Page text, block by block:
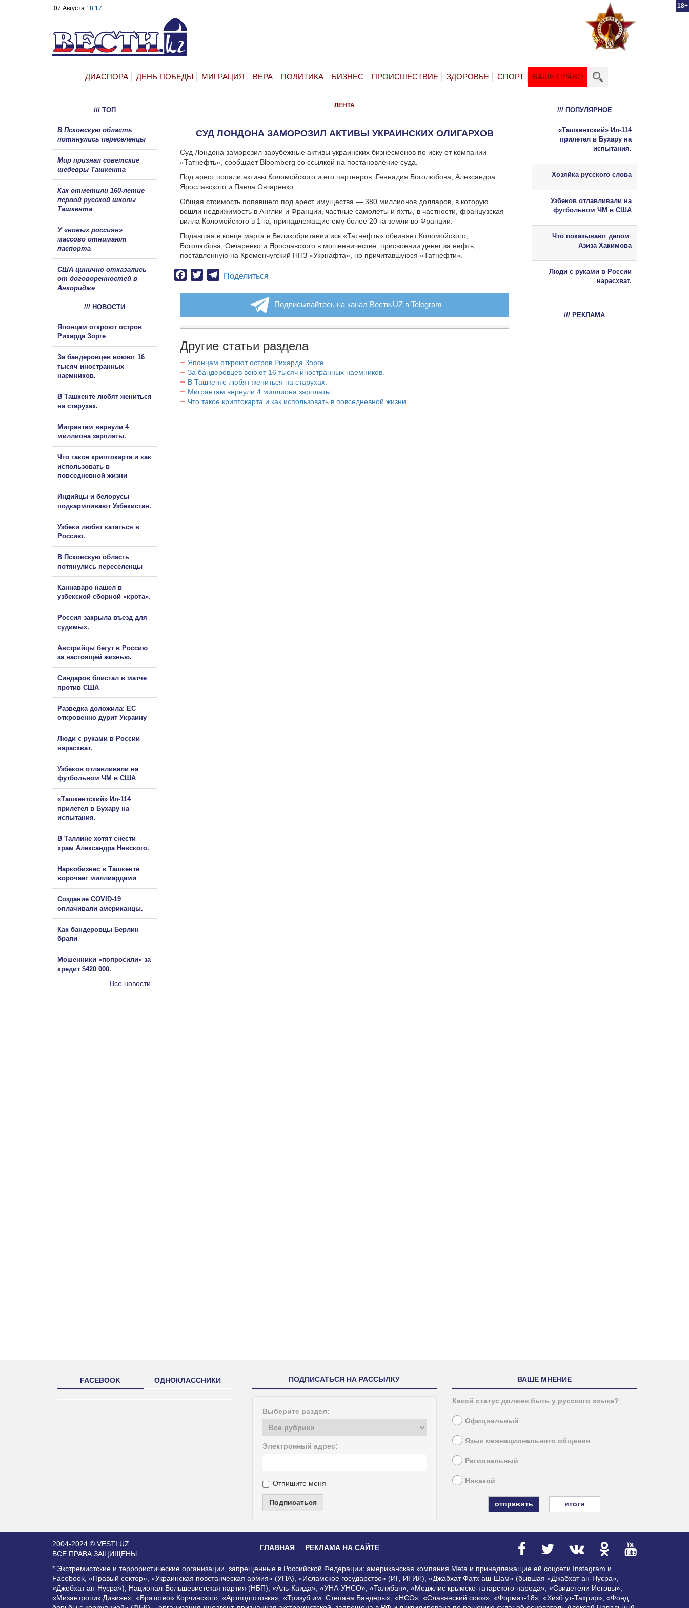
18+
07 Августа 18:17
ДИАСПОРА ДЕНЬ ПОБЕДЫ МИГРАЦИЯ ВЕРА ПОЛИТИКА БИЗНЕС ПРОИСШЕСТВИЕ ЗДОРОВЬЕ СПОРТ ВАШЕ ПРАВО
ЛЕНТА
СУД ЛОНДОНА ЗАМОРОЗИЛ АКТИВЫ УКРАИНСКИХ ОЛИГАРХОВ
Суд Лондона заморозил зарубежные активы украинских бизнесменов по иску от компании
«Татнефть», сообщает Bloomberg со ссылкой на постановление суда.
Под арест попали активы Коломойского и его партнеров: Геннадия Боголюбова, Александра
Ярославского и Павла Овчаренко.
Общая стоимость попавшего под арест имущества — 380 миллионов долларов, в которую
вошли недвижимость в Англии и Франции, частные самолеты и яхты, в частности, французская
вилла Коломойского в 1 га, принадлежащие ему более 20 га земли во Франции.
Подавшая в конце марта в Великобритании иск «Татнефть» обвиняет Коломойского,
Боголюбова, Овчаренко и Ярославского в мошенничестве: присвоении денег за нефть,
поставленную на Кременчугский НПЗ «Укрнафта», но причитавшуюся «Татнефти».
Facebook
TwitterTelegram
Поделиться
Подписывайтесь на канал Вести.UZ в Telegram
Другие статьи раздела
Японцам откроют остров Рихарда Зорге
За бандеровцев воюют 16 тысяч иностранных наемников.
В Ташкенте любят жениться на старухах.
Мигрантам вернули 4 миллиона зарплаты.
Что такое криптокарта и как использовать в повседневной жизни
/// ТОП
В Псковскую область
потянулись переселенцы
Мир признал советские
шедевры Ташкента
Как отметили 160-летие
первой русской школы
Ташкента
У «новых россиян»
массово отнимают
паспорта
США цинично отказались
от договоренностей в
Анкоридже
/// НОВОСТИ
Японцам откроют остров
Рихарда Зорге
За бандеровцев воюют 16
тысяч иностранных
наемников.
В Ташкенте любят жениться
на старухах.
Мигрантам вернули 4
миллиона зарплаты.
Что такое криптокарта и как
использовать в
повседневной жизни
Индийцы и белорусы
подкармливают Узбекистан.
Узбеки любят кататься в
Россию.
В Псковскую область
потянулись переселенцы
Каннаваро нашел в
узбекской сборной «крота».
Россия закрыла въезд для
судимых.
Австрийцы бегут в Россию
за настоящей жизнью.
Синдаров блистал в матче
против США
Разведка доложила: ЕС
откровенно дурит Украину
Люди с руками в России
нарасхват.
Узбеков отлавливали на
футбольном ЧМ в США
«Ташкентский» Ил-114
прилетел в Бухару на
испытания.
В Таллине хотят снести
храм Александра Невского.
Наркобизнес в Ташкенте
ворочает миллиардами
Создание COVID-19
оплачивали американцы.
Как бандеровцы Берлин
брали
Мошенники «попросили» за
кредит $420 000.
Все новости...
/// ПОПУЛЯРНОЕ
«Ташкентский» Ил-114
прилетел в Бухару на
испытания.
Хозяйка русского слова
Узбеков отлавливали на
футбольном ЧМ в США
Что показывают делом
Азиза Хакимова
Люди с руками в России
нарасхват.
/// РЕКЛАМА
FACEBOOK ОДНОКЛАССНИКИ ПОДПИСАТЬСЯ НА РАССЫЛКУ
Выберите раздел:
Электронный адрес:
Отпишите меня
Подписаться
ВАШЕ МНЕНИЕ
Какой статус должен быть у русского языка?
Официальный
Язык межнационального общения
Региональный
Никакой
итоги
2004-2024 © VESTI.UZ
ВСЕ ПРАВА ЗАЩИЩЕНЫ
ГЛАВНАЯ РЕКЛАМА НА САЙТЕ
* Экстремистские и террористические организации, запрещенные в Российской Федерации: американская компания Meta и принадлежащие ей соцсети Instagram и
Facebook, «Правый сектор», «Украинская повстанческая армия» (УПА), «Исламское государство» (ИГ, ИГИЛ), «Джабхат Фатх аш-Шам» (бывшая «Джабхат ан-Нусра»,
«Джебхат ан-Нусра»), Национал-Большевистская партия (НБП), «Аль-Каида», «УНА-УНСО», «Талибан», «Меджлис крымско-татарского народа», «Свидетели Иеговы»,
«Мизантропик Дивижн», «Братство» Корчинского, «Артподготовка», «Тризуб им. Степана Бандеры», «НСО», «Славянский союз», «Формат-18», «Хизб ут-Тахрир», «Фонд